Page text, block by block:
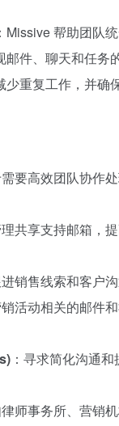
Missive 帮助团队
邮件、聊天和任务
少重复工作，并确
要高效团队协作
理共享支持邮箱，
销售线索和客户沟
销活动相关的邮件
：寻求简化沟通
律师事务所、营销